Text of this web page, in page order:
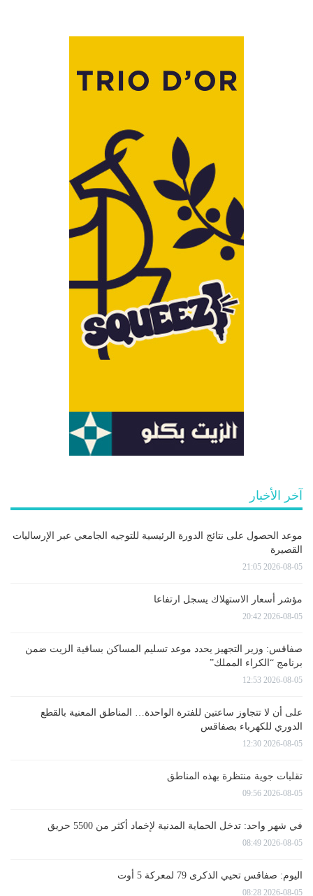
آخر الأخبار
موعد الحصول على نتائج الدورة الرئيسية للتوجيه الجامعي عبر الإرساليات
القصيرة
2026-08-05 21:05
مؤشر أسعار الاستهلاك يسجل ارتفاعا
2026-08-05 20:42
صفاقس: وزير التجهيز يحدد موعد تسليم المساكن بساقية الزيت ضمن
برنامج “الكراء المملك”
2026-08-05 12:53
على أن لا تتجاوز ساعتين للفترة الواحدة… المناطق المعنية بالقطع
الدوري للكهرباء بصفاقس
2026-08-05 12:30
تقلبات جوية منتظرة بهذه المناطق
2026-08-05 09:56
في شهر واحد: تدخل الحماية المدنية لإخماد أكثر من 5500 حريق
2026-08-05 08:49
اليوم: صفاقس تحيي الذكرى 79 لمعركة 5 أوت
2026-08-05 08:28